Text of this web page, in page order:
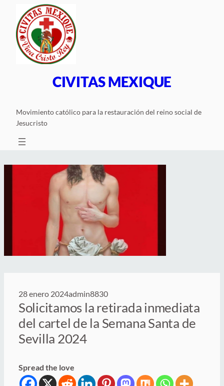
contenido
CIVITAS MEXIQUE
Movimiento católico para la restauración del reino social de
Jesucristo
28 enero 2024admin8830
Solicitamos la retirada inmediata
del cartel de la Semana Santa de
Sevilla 2024
Spread the love